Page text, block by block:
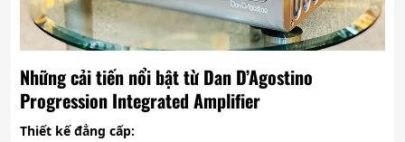
Những cải tiến nổi bật từ Dan D’Agostino
Progression Integrated Amplifier
Thiết kế đẳng cấp: